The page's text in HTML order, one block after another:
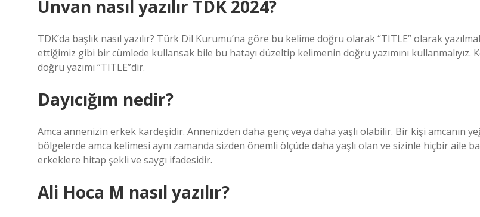
Unvan nasıl yazılır TDK 2024?
TDK’da başlık nasıl yazılır? Türk Dil Kurumu’na göre bu kelime doğru olarak “TITLE” olarak
ettiğimiz gibi bir cümlede kullansak bile bu hatayı düzeltip kelimenin doğru yazımını kullanmalıyız.
doğru yazımı “TITLE”dir.
Dayıcığım nedir?
Amca annenizin erkek kardeşidir. Annenizden daha genç veya daha yaşlı olabilir. Bir kişi amcanın
bölgelerde amca kelimesi aynı zamanda sizden önemli ölçüde daha yaşlı olan ve sizinle hiçbir aile
erkeklere hitap şekli ve saygı ifadesidir.
Ali Hoca M nasıl yazılır?